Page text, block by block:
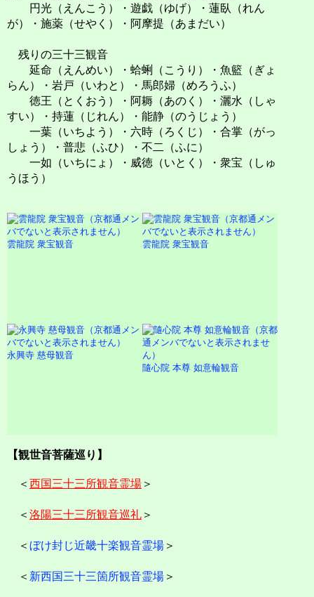
円光（えんこう）・遊戯（ゆげ）・蓮臥（れん
が）・施薬（せやく）・阿摩提（あまだい）
残りの三十三観音
延命（えんめい）・蛤蜊（こうり）・魚籃（ぎょ
らん）・岩戸（いわと）・馬郎婦（めろうふ）
徳王（とくおう）・阿耨（あのく）・灑水（しゃ
すい）・持蓮（じれん）・能静（のうじょう）
一葉（いちよう）・六時（ろくじ）・合掌（がっ
しょう）・普悲（ふひ）・不二（ふに）
一如（いちにょ）・威徳（いとく）・衆宝（しゅ
うほう）
雲龍院 衆宝観音 雲龍院 衆宝観音
永興寺 慈母観音
隨心院 本尊 如意輪観音
【観世音菩薩巡り】
＜ 西国三十三所観音霊場 ＞
＜ 洛陽三十三所観音巡礼 ＞
＜ ぼけ封じ近畿十楽観音霊場 ＞
＜ 新西国三十三箇所観音霊場 ＞